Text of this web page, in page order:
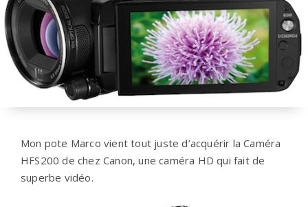
Mon pote Marco vient tout juste d’acquérir la Caméra
HFS200 de chez Canon, une caméra HD qui fait de
superbe vidéo.